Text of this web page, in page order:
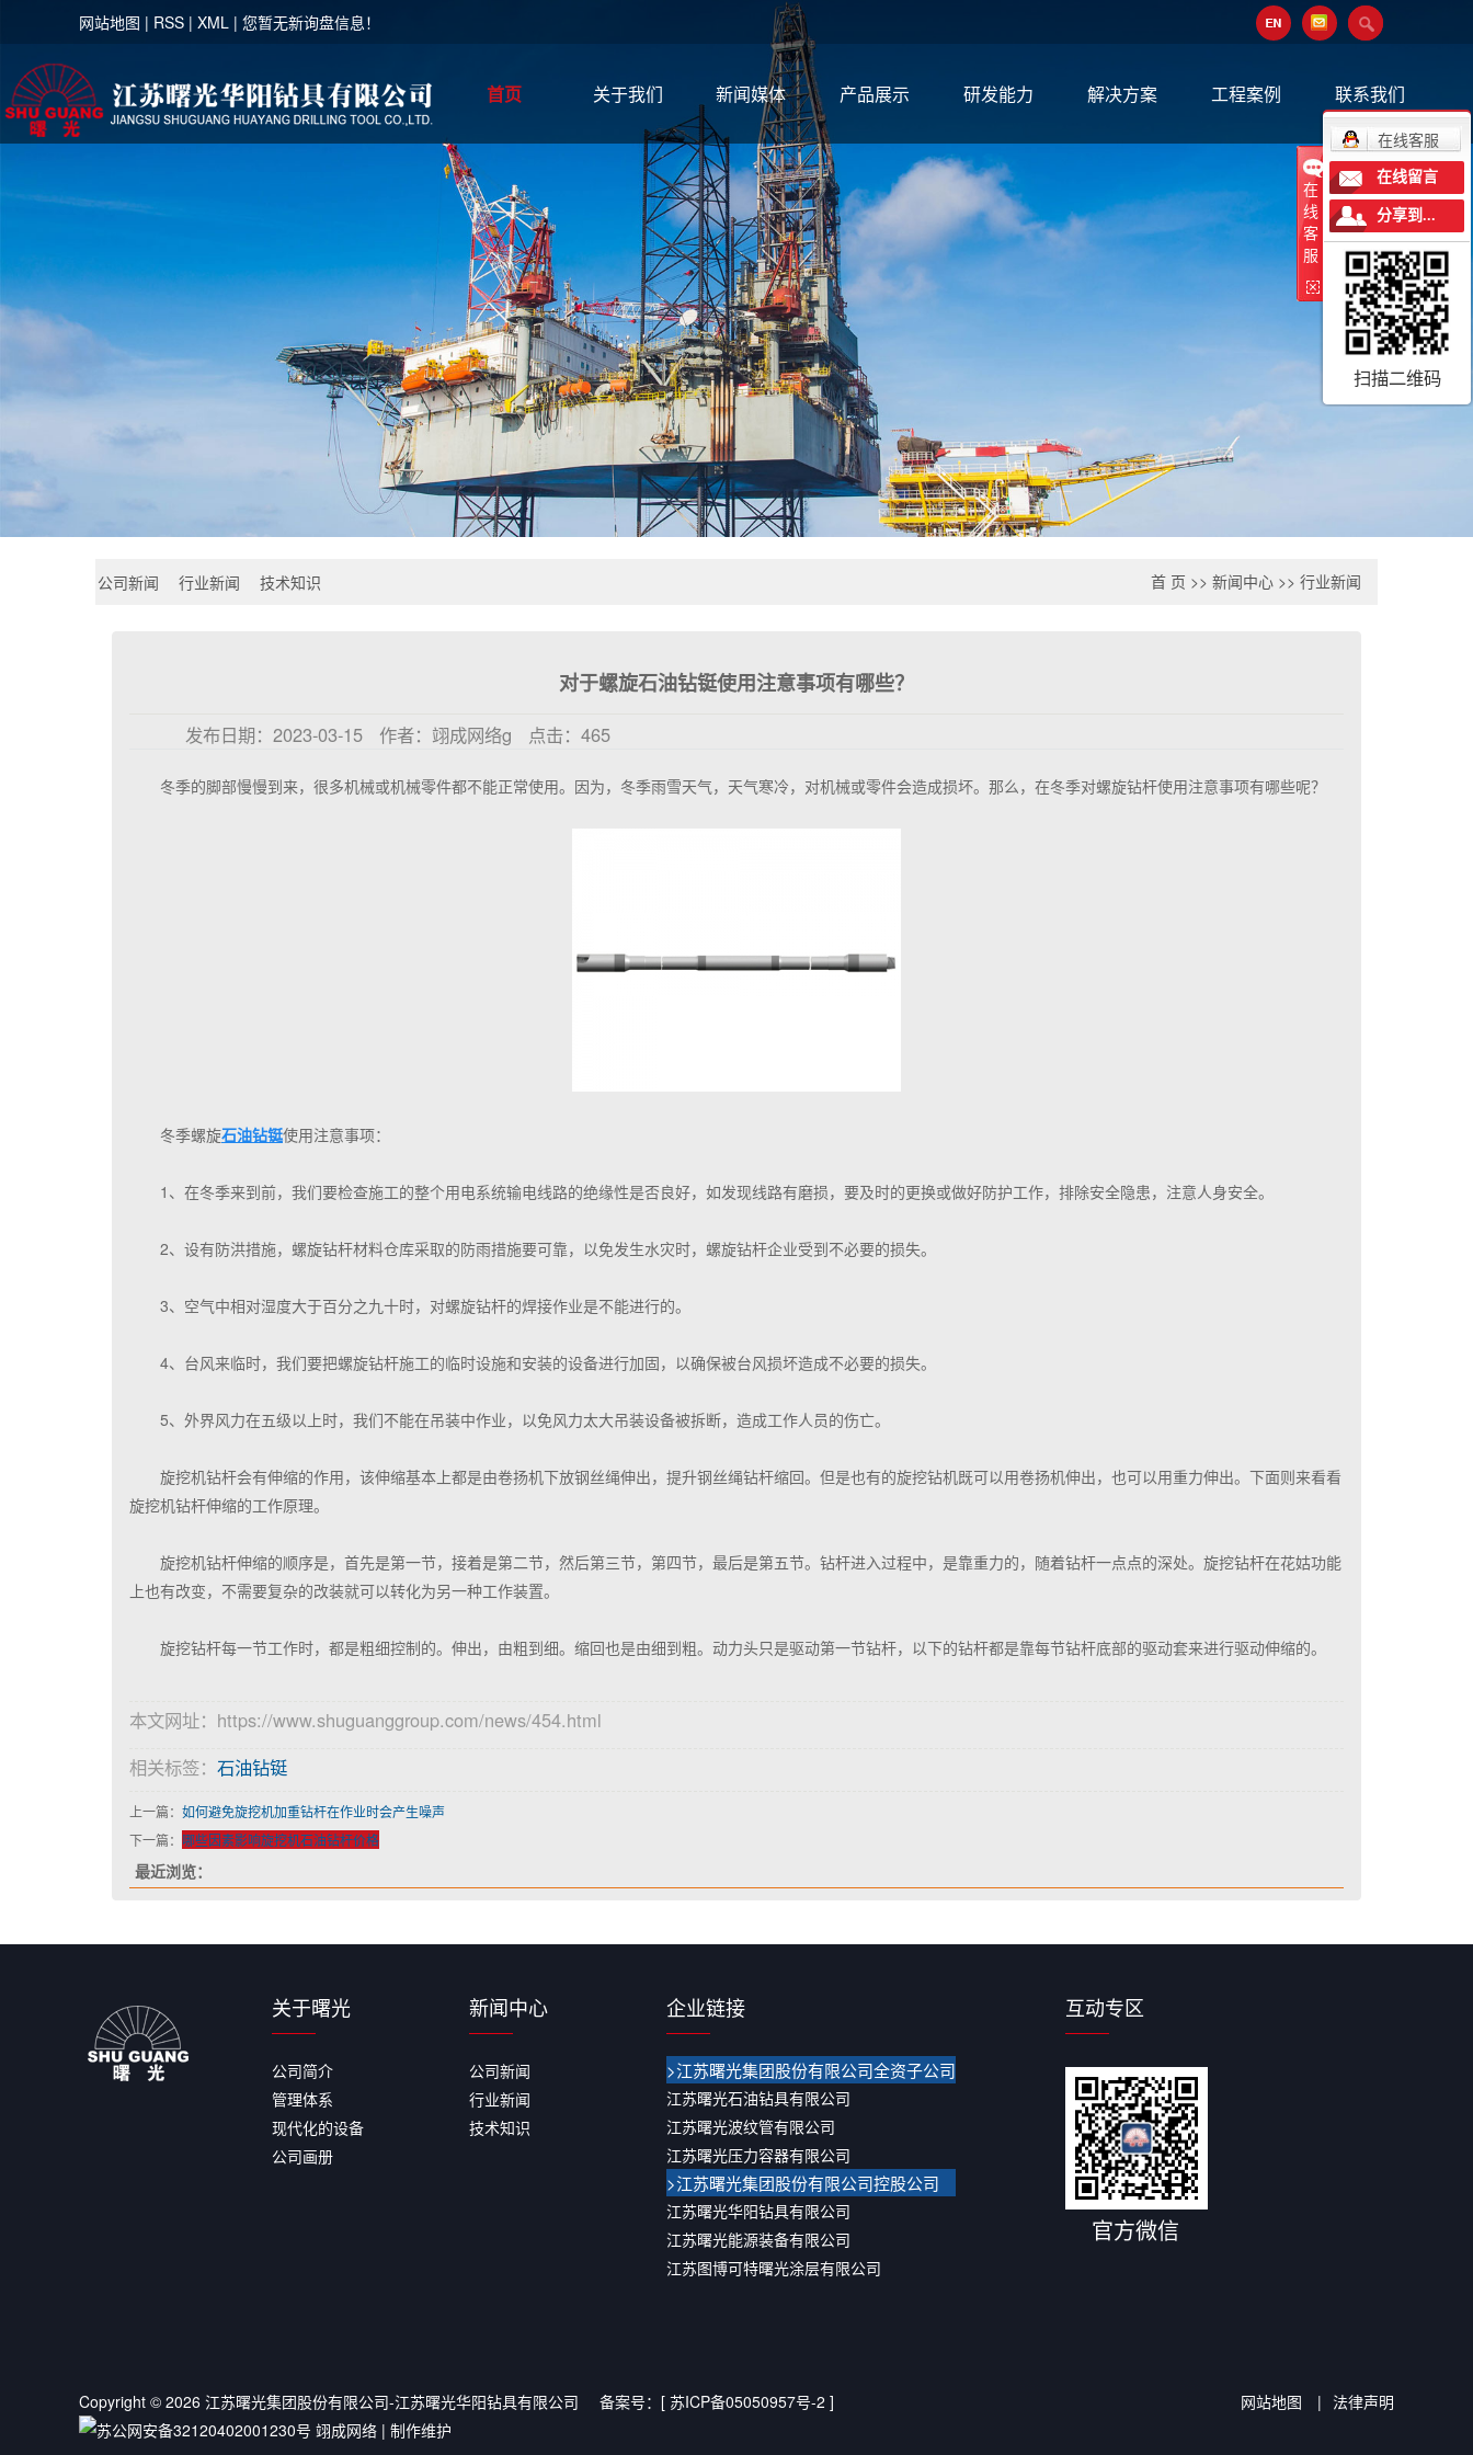
网站地图 | RSS | XML | 您暂无新询盘信息！
首页 关于我们 新闻媒体 产品展示 研发能力 解决方案 工程案例 联系我们
公司新闻 行业新闻 技术知识 首 页 >> 新闻中心 >> 行业新闻
对于螺旋石油钻铤使用注意事项有哪些？
发布日期： 2023-03-15 作者： 翊成网络g 点击： 465
冬季的脚部慢慢到来，很多机械或机械零件都不能正常使用。因为，冬季雨雪天气，天气寒冷，对机械或零件会造成损坏。那么，在冬季对螺旋钻杆使用注意事项有哪些呢？
冬季螺旋石油钻铤使用注意事项：
1、在冬季来到前，我们要检查施工的整个用电系统输电线路的绝缘性是否良好，如发现线路有磨损，要及时的更换或做好防护工作，排除安全隐患，注意人身安全。
2、设有防洪措施，螺旋钻杆材料仓库采取的防雨措施要可靠，以免发生水灾时，螺旋钻杆企业受到不必要的损失。
3、空气中相对湿度大于百分之九十时，对螺旋钻杆的焊接作业是不能进行的。
4、台风来临时，我们要把螺旋钻杆施工的临时设施和安装的设备进行加固，以确保被台风损坏造成不必要的损失。
5、外界风力在五级以上时，我们不能在吊装中作业，以免风力太大吊装设备被拆断，造成工作人员的伤亡。
旋挖机钻杆会有伸缩的作用，该伸缩基本上都是由卷扬机下放钢丝绳伸出，提升钢丝绳钻杆缩回。但是也有的旋挖钻机既可以用卷扬机伸出，也可以用重力伸出。下面则来看看
旋挖机钻杆伸缩的工作原理。
旋挖机钻杆伸缩的顺序是，首先是第一节，接着是第二节，然后第三节，第四节，最后是第五节。钻杆进入过程中，是靠重力的，随着钻杆一点点的深处。旋挖钻杆在花姑功能
上也有改变，不需要复杂的改装就可以转化为另一种工作装置。
旋挖钻杆每一节工作时，都是粗细控制的。伸出，由粗到细。缩回也是由细到粗。动力头只是驱动第一节钻杆，以下的钻杆都是靠每节钻杆底部的驱动套来进行驱动伸缩的。
本文网址：https://www.shuguanggroup.com/news/454.html
相关标签： 石油钻铤
上一篇： 如何避免旋挖机加重钻杆在作业时会产生噪声
下一篇： 哪些因素影响旋挖机石油钻杆价格
最近浏览：
关于曙光
公司简介
管理体系
现代化的设备
公司画册
新闻中心
公司新闻
行业新闻
技术知识
企业链接
>江苏曙光集团股份有限公司全资子公司
江苏曙光石油钻具有限公司
江苏曙光波纹管有限公司
江苏曙光压力容器有限公司
>江苏曙光集团股份有限公司控股公司
江苏曙光华阳钻具有限公司
江苏曙光能源装备有限公司
江苏图博可特曙光涂层有限公司
互动专区
官方微信
Copyright © 2026 江苏曙光集团股份有限公司-江苏曙光华阳钻具有限公司 备案号：[ 苏ICP备05050957号-2 ]
苏公网安备32120402001230号 翊成网络 | 制作维护
网站地图 | 法律声明
在
线
客
服
在线客服
在线留言
分享到...
扫描二维码